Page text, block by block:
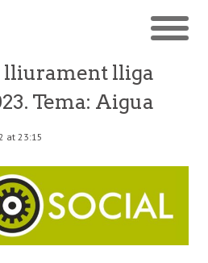
lliurament lliga
Tema: Aigua
at 23:15